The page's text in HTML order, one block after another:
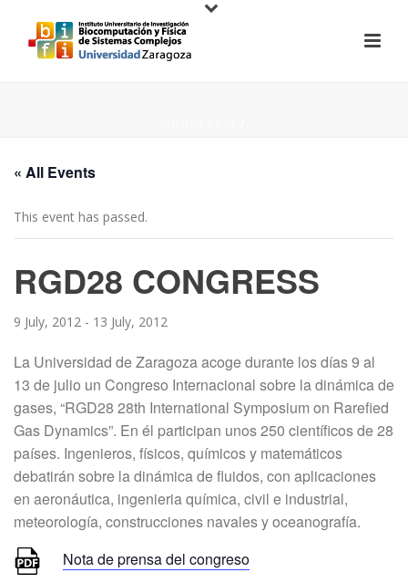
« All Events
This event has passed.
RGD28 CONGRESS
9 July, 2012 - 13 July, 2012
La Universidad de Zaragoza acoge durante los días 9 al
13 de julio un Congreso Internacional sobre la dinámica de
gases, “RGD28 28th International Symposium on Rarefied
Gas Dynamics”. En él participan unos 250 científicos de 28
países. Ingenieros, físicos, químicos y matemáticos
debatirán sobre la dinámica de fluidos, con aplicaciones
en aeronáutica, ingenieria química, civil e industrial,
meteorología, construcciones navales y oceanografía.
Nota de prensa del congreso